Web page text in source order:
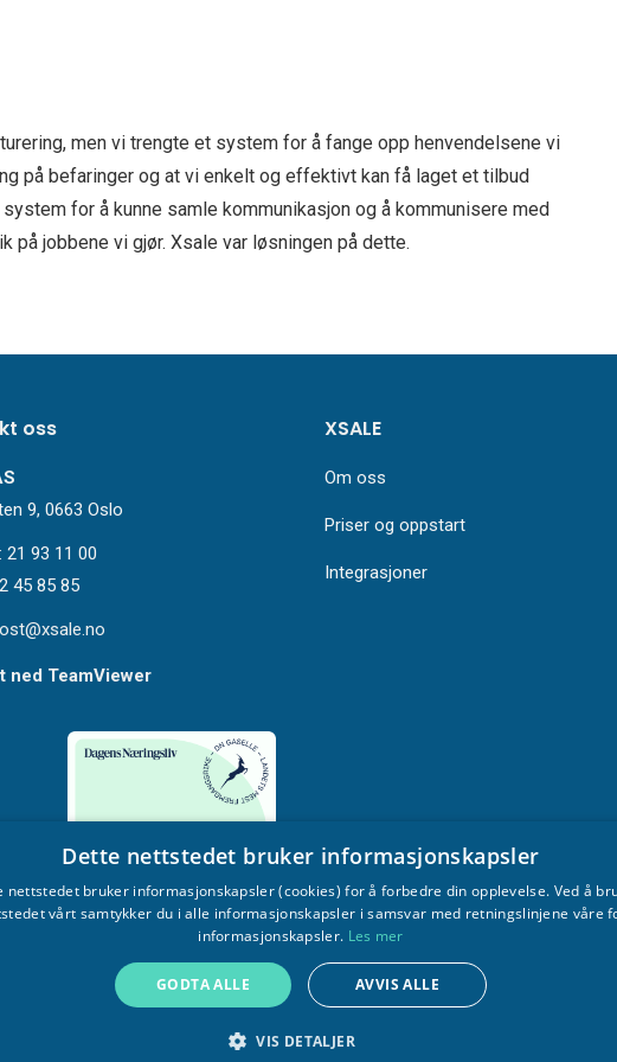
men vi trengte et system for å fange opp henvendelsene vi
på befaringer og at vi enkelt og effektivt kan få laget et tilbud
for å kunne samle kommunikasjon og å kommunisere med
på jobbene vi gjør. Xsale var løsningen på dette.
oss
9, 0663 Oslo
21 93 11 00
45 85 85
ned TeamViewer
XSALE
Om oss
Priser og oppstart
Integrasjoner
Informasjonskapsler Personvernerklæring Xsale CRM
Dette nettstedet bruker informasjonskapsler
nettstedet bruker informasjonskapsler (cookies) for å forbedre din opplevelse. Ved å
vårt samtykker du i alle informasjonskapsler i samsvar med retningslinjene våre
informasjonskapsler. Les mer
GODTA ALLE AVVIS ALLE
VIS DETALJER